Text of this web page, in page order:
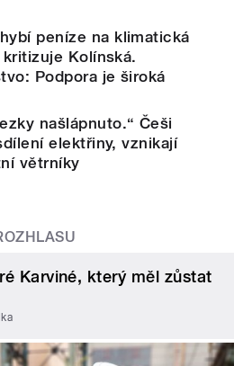
peníze na klimatická
Kolínská.
Podpora je široká
našlápnuto.“ Češi
elektřiny, vznikají
větrníky
Karviné, který měl zůstat